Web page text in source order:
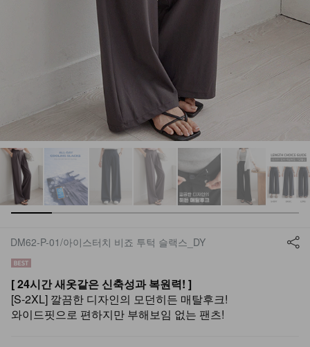
DM62-P-01/아이스터치 비죠 투턱 슬랙스_DY
[ 24시간 새옷같은 신축성과 복원력! ]
[S-2XL] 깔끔한 디자인의 모던히든 매탈후크!
와이드핏으로 편하지만 부해보임 없는 팬츠!